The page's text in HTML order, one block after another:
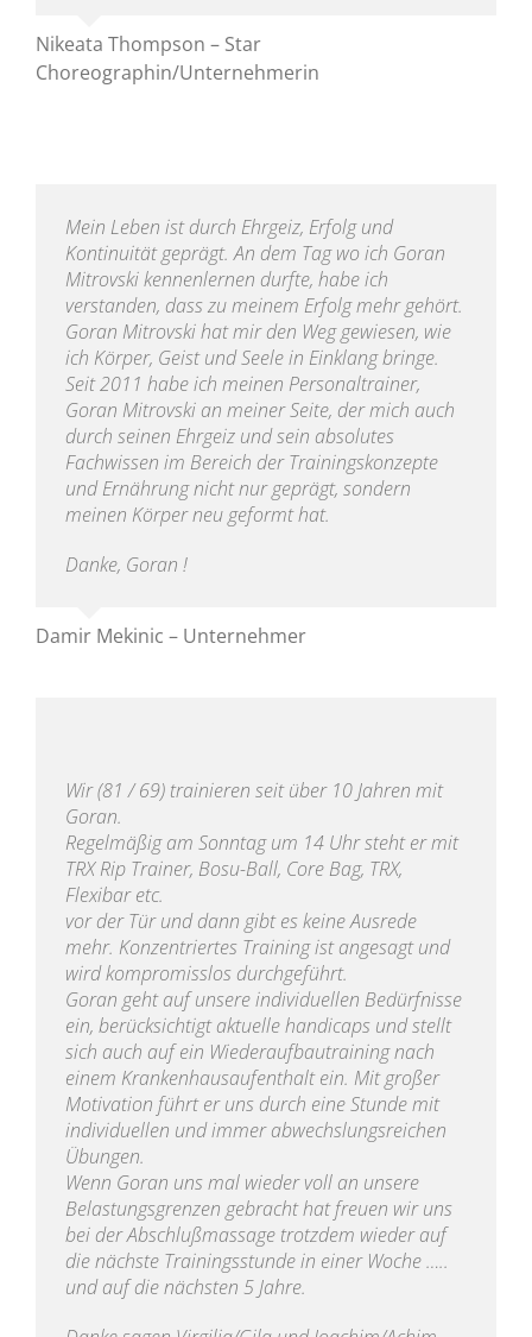
Nikeata Thompson – Star
Choreographin/Unternehmerin
Mein Leben ist durch Ehrgeiz, Erfolg und
Kontinuität geprägt. An dem Tag wo ich Goran
Mitrovski kennenlernen durfte, habe ich
verstanden, dass zu meinem Erfolg mehr gehört.
Goran Mitrovski hat mir den Weg gewiesen, wie
ich Körper, Geist und Seele in Einklang bringe.
Seit 2011 habe ich meinen Personaltrainer,
Goran Mitrovski an meiner Seite, der mich auch
durch seinen Ehrgeiz und sein absolutes
Fachwissen im Bereich der Trainingskonzepte
und Ernährung nicht nur geprägt, sondern
meinen Körper neu geformt hat.
Danke, Goran !
Damir Mekinic – Unternehmer
Wir (81 / 69) trainieren seit über 10 Jahren mit
Goran.
Regelmäßig am Sonntag um 14 Uhr steht er mit
TRX Rip Trainer, Bosu-Ball, Core Bag, TRX,
Flexibar etc.
vor der Tür und dann gibt es keine Ausrede
mehr. Konzentriertes Training ist angesagt und
wird kompromisslos durchgeführt.
Goran geht auf unsere individuellen Bedürfnisse
ein, berücksichtigt aktuelle handicaps und stellt
sich auch auf ein Wiederaufbautraining nach
einem Krankenhausaufenthalt ein. Mit großer
Motivation führt er uns durch eine Stunde mit
individuellen und immer abwechslungsreichen
Übungen.
Wenn Goran uns mal wieder voll an unsere
Belastungsgrenzen gebracht hat freuen wir uns
bei der Abschlußmassage trotzdem wieder auf
die nächste Trainingsstunde in einer Woche …..
und auf die nächsten 5 Jahre.